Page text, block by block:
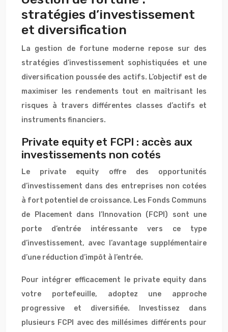
stratégies d’investissement
et diversification
La gestion de fortune moderne repose sur des
stratégies d’investissement sophistiquées et une
diversification poussée des actifs. L’objectif est de
maximiser les rendements tout en maîtrisant les
risques à travers différentes classes d’actifs et
instruments financiers.
Private equity et FCPI : accès aux
investissements non cotés
Le private equity offre des opportunités
d’investissement dans des entreprises non cotées
à fort potentiel de croissance. Les Fonds Communs
de Placement dans l’Innovation (FCPI) sont une
porte d’entrée intéressante vers ce type
d’investissement, avec l’avantage supplémentaire
d’une réduction d’impôt à l’entrée.
Pour intégrer efficacement le private equity dans
votre portefeuille, adoptez une approche
progressive et diversifiée. Investissez dans
plusieurs FCPI avec des millésimes différents pour